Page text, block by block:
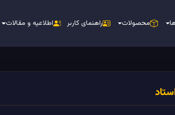
محصولات راهنمای کاربر اطلاعیه و مقالات